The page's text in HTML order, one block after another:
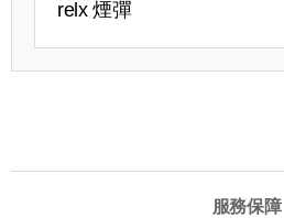
relx 煙彈
服務保障